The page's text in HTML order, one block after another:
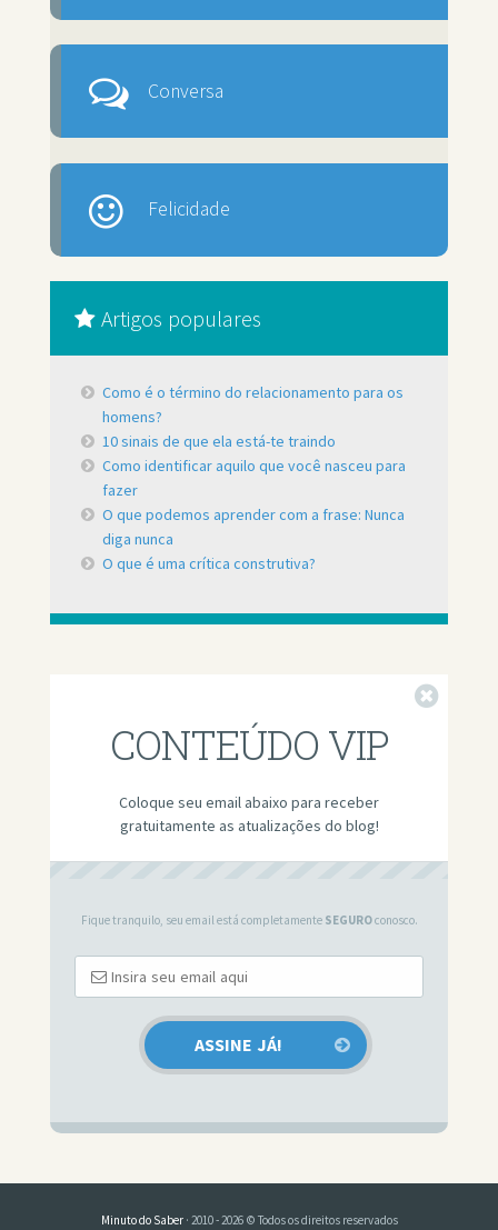
Conversa
Felicidade
Artigos populares
Como é o término do relacionamento para os
homens?
10 sinais de que ela está-te traindo
Como identificar aquilo que você nasceu para
fazer
O que podemos aprender com a frase: Nunca
diga nunca
O que é uma crítica construtiva?
CONTEÚDO VIP
Coloque seu email abaixo para receber
gratuitamente as atualizações do blog!
Fique tranquilo, seu email está completamente SEGUROconosco.
Minuto do Saber· 2010 - 2026 © Todos os direitos reservados